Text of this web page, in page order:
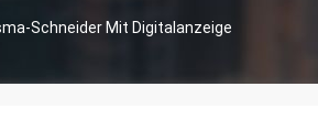
Schneider Mit Digitalanzeige